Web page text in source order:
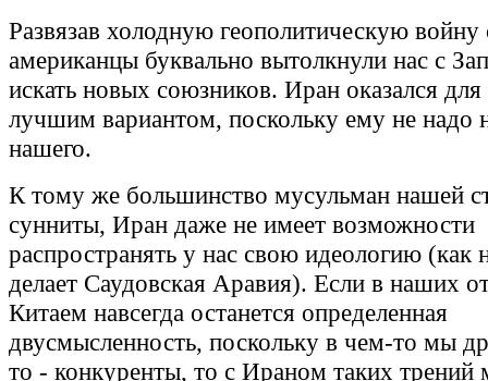
Развязав холодную геополитическую войну
американцы буквально вытолкнули нас с
искать новых союзников. Иран оказался
лучшим вариантом, поскольку ему не надо
нашего.
К тому же большинство мусульман нашей
сунниты, Иран даже не имеет возможности
распространять у нас свою идеологию (как
делает Саудовская Аравия). Если в наших
Китаем навсегда останется определенная
двусмысленность, поскольку в чем-то мы
то - конкуренты, то с Ираном таких